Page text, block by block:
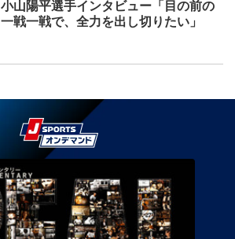
小山陽平選手インタビュー「目の前の
一戦一戦で、全力を出し切りたい」